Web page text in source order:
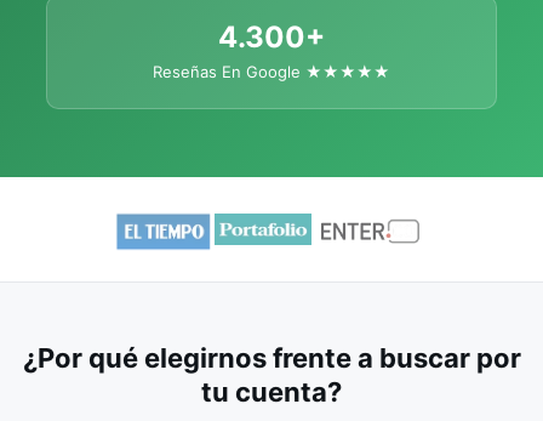
4.300+
Reseñas En Google ★★★★★
¿Por qué elegirnos frente a buscar por
tu cuenta?